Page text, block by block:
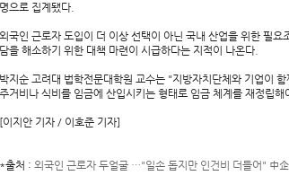
명으로 집계됐다.
외국인 근로자 도입이 더 이상 선택이 아닌 국내 산업을 위한 필
담을 해소하기 위한 대책 마련이 시급하다는 지적이 나온다.
박지순 고려대 법학전문대학원 교수는 "지방자치단체와 기업이
주거비나 식비를 임금에 산입시키는 형태로 임금 체계를 재정립해
[이지안 기자 / 이호준 기자]
*출처 : 외국인 근로자 두얼굴 …"일손 돕지만 인건비 더들어" 中